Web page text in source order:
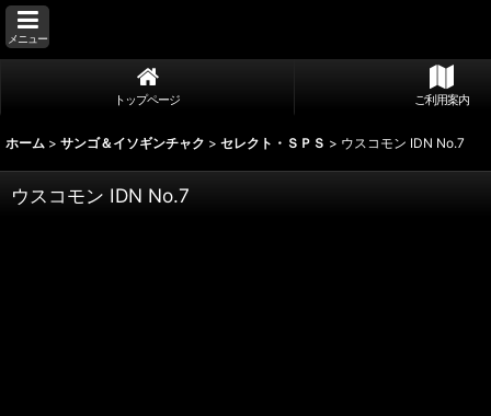
メニュー
トップページ ご利用案内
ホーム > サンゴ＆イソギンチャク > セレクト・ＳＰＳ > ウスコモン IDN No.7
ウスコモン IDN No.7